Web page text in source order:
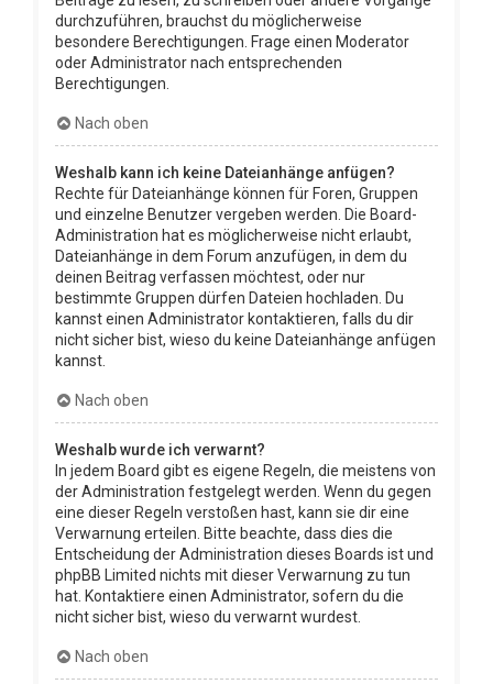
durchzuführen, brauchst du möglicherweise
besondere Berechtigungen. Frage einen Moderator
oder Administrator nach entsprechenden
Berechtigungen.
Nach oben
Weshalb kann ich keine Dateianhänge anfügen?
Rechte für Dateianhänge können für Foren, Gruppen
und einzelne Benutzer vergeben werden. Die Board-
Administration hat es möglicherweise nicht erlaubt,
Dateianhänge in dem Forum anzufügen, in dem du
deinen Beitrag verfassen möchtest, oder nur
bestimmte Gruppen dürfen Dateien hochladen. Du
kannst einen Administrator kontaktieren, falls du dir
nicht sicher bist, wieso du keine Dateianhänge anfügen
kannst.
Nach oben
Weshalb wurde ich verwarnt?
In jedem Board gibt es eigene Regeln, die meistens von
der Administration festgelegt werden. Wenn du gegen
eine dieser Regeln verstoßen hast, kann sie dir eine
Verwarnung erteilen. Bitte beachte, dass dies die
Entscheidung der Administration dieses Boards ist und
phpBB Limited nichts mit dieser Verwarnung zu tun
hat. Kontaktiere einen Administrator, sofern du die
nicht sicher bist, wieso du verwarnt wurdest.
Nach oben